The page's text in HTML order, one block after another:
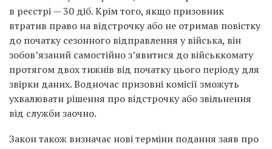
в реєстрі — 30 діб. Крім того, якщо призовник
втратив право на відстрочку або не отримав повістку
до початку сезонного відправлення у війська, він
зобов’язаний самостійно з’явитися до військкомату
протягом двох тижнів від початку цього періоду для
звірки даних. Водночас призовні комісії зможуть
ухвалювати рішення про відстрочку або звільнення
від служби заочно.
Закон також визначає нові терміни подання заяв про